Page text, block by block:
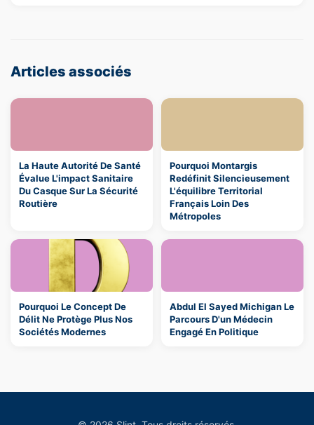
Articles associés
La Haute Autorité De Santé
Évalue L'impact Sanitaire
Du Casque Sur La Sécurité
Routière
Pourquoi Montargis
Redéfinit Silencieusement
L'équilibre Territorial
Français Loin Des
Métropoles
Pourquoi Le Concept De
Délit Ne Protège Plus Nos
Sociétés Modernes
Abdul El Sayed Michigan Le
Parcours D'un Médecin
Engagé En Politique